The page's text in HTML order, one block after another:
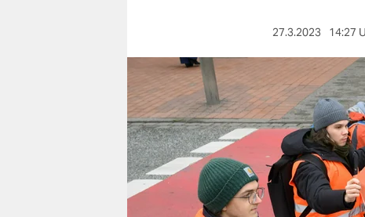
berlin
nord
wahrheit
verlag
27.3.2023 14:27